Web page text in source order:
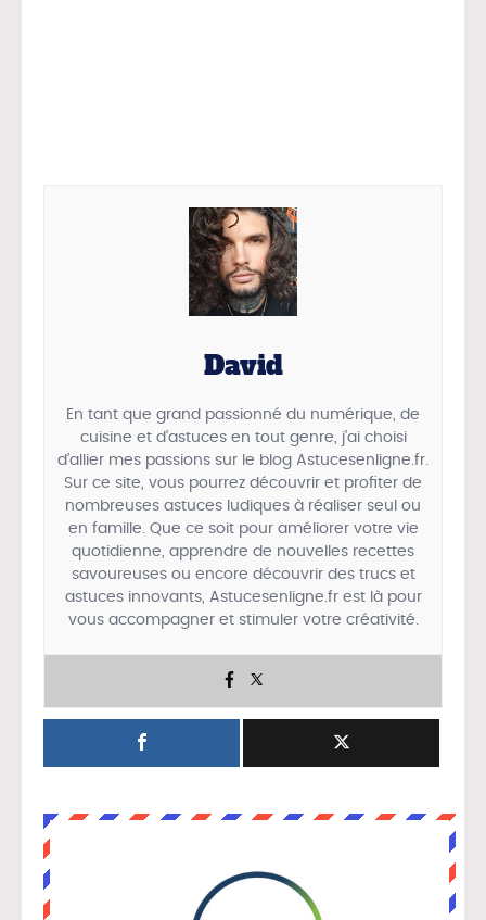
David
En tant que grand passionné du numérique, de
cuisine et d’astuces en tout genre, j’ai choisi
d’allier mes passions sur le blog Astucesenligne.fr.
Sur ce site, vous pourrez découvrir et profiter de
nombreuses astuces ludiques à réaliser seul ou
en famille. Que ce soit pour améliorer votre vie
quotidienne, apprendre de nouvelles recettes
savoureuses ou encore découvrir des trucs et
astuces innovants, Astucesenligne.fr est là pour
vous accompagner et stimuler votre créativité.